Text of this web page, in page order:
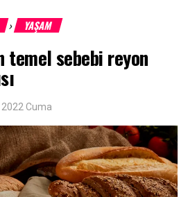
› YAŞAM
temel sebebi reyon
2022 Cuma